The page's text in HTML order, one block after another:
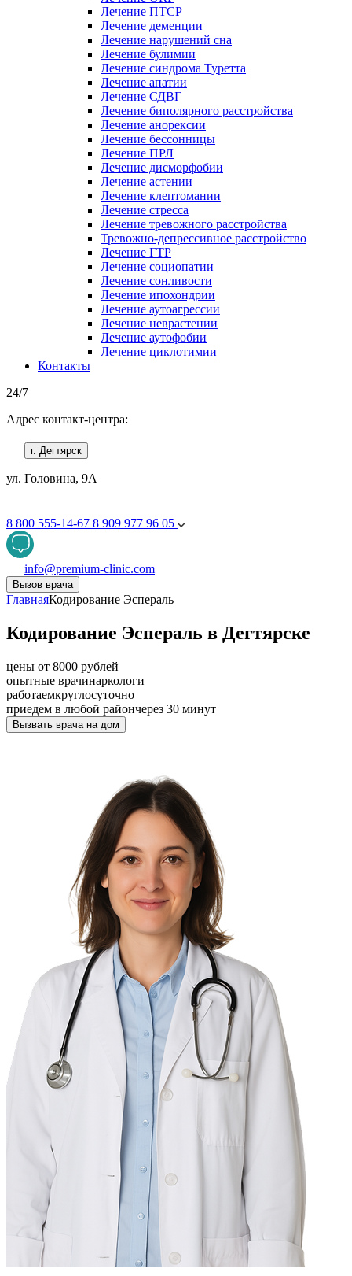
Лечение ПТСР
Лечение деменции
Лечение нарушений сна
Лечение булимии
Лечение синдрома Туретта
Лечение апатии
Лечение СДВГ
Лечение биполярного расстройства
Лечение анорексии
Лечение бессонницы
Лечение ПРЛ
Лечение дисморфобии
Лечение астении
Лечение клептомании
Лечение стресса
Лечение тревожного расстройства
Тревожно-депрессивное расстройство
Лечение ГТР
Лечение социопатии
Лечение сонливости
Лечение ипохондрии
Лечение аутоагрессии
Лечение неврастении
Лечение аутофобии
Лечение циклотимии
Контакты
24/7
Адрес контакт-центра:
г. Дегтярск
ул. Головина, 9А
8 800 555-14-67 8 909 977 96 05
info@premium-clinic.com
Вызов врача
ГлавнаяКодирование Эспераль
Кодирование Эспераль в Дегтярске
цены от 8000 рублей
опытные врачинаркологи
работаемкруглосуточно
приедем в любой райончерез 30 минут
Вызвать врача на дом